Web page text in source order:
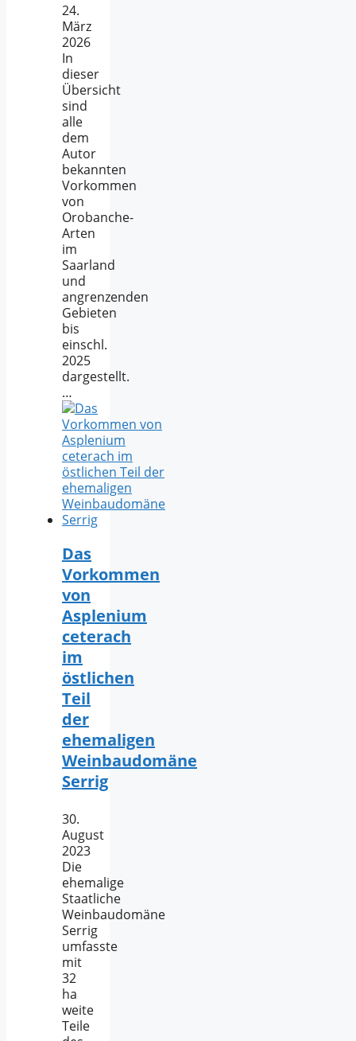
24.
März
2026
In
dieser
Übersicht
sind
alle
dem
Autor
bekannten
Vorkommen
von
Orobanche-
Arten
im
Saarland
und
angrenzenden
Gebieten
bis
einschl.
2025
dargestellt.
…
Das
Vorkommen
von
Asplenium
ceterach
im
östlichen
Teil
der
ehemaligen
Weinbaudomäne
Serrig
30.
August
2023
Die
ehemalige
Staatliche
Weinbaudomäne
Serrig
umfasste
mit
32
ha
weite
Teile